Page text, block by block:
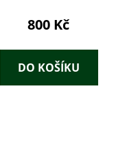
stavby domu ze 30.
rovnosti + Stavba
domu v praxi. Díl II,
800 Kč
DO KOŠÍKU